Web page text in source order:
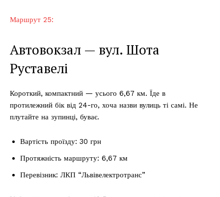
Маршрут 25:
Автовокзал — вул. Шота
Руставелі
Короткий, компактний — усього 6,67 км. Їде в
протилежний бік від 24-го, хоча назви вулиць ті самі. Не
плутайте на зупинці, буває.
Вартість проїзду: 30 грн
Протяжність маршруту: 6,67 км
Перевізник: ЛКП “Львівелектротранс”